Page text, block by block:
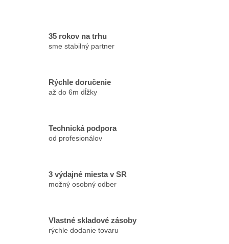
35 rokov na trhu
sme stabilný partner
Rýchle doručenie
až do 6m dĺžky
Technická podpora
od profesionálov
3 výdajné miesta v SR
možný osobný odber
Vlastné skladové zásoby
rýchle dodanie tovaru